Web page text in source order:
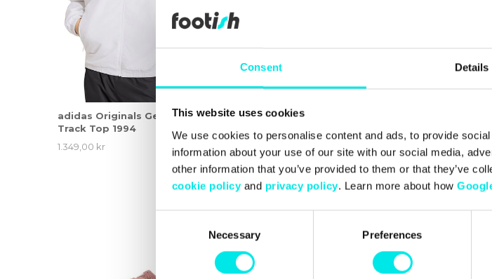
Consent Details
This website uses cookies
We use cookies to personalise content and ads, to provide
information about your use of our site with our social media,
other information that you’ve provided to them or that they’ve
cookie policy and privacy policy. Learn more about how
Necessary Preferences
adidas Originals Germany
Track Top 1994
1.349,00 kr
adidas Originals Germany
Home Jersey 1994
1.199,00 kr
Graphic Sweatshirt
1.199,00 kr